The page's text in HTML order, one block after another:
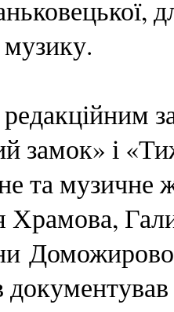
замок» і
та музичне
Храмова,